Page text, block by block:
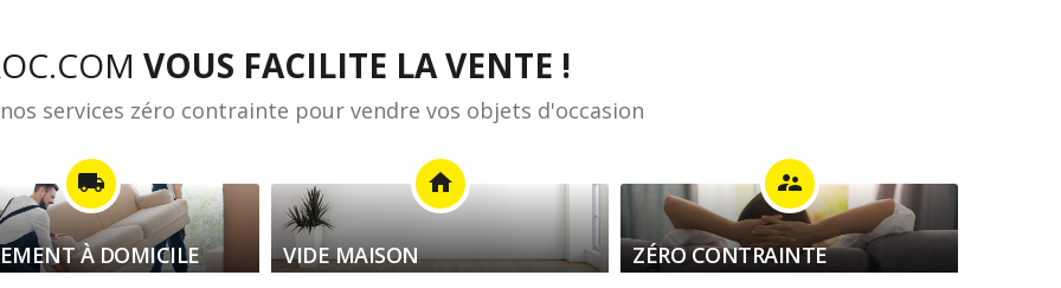
VOUS FACILITE LA VENTE !
services zéro contrainte pour vendre vos objets d'occasion
local_shipping
À DOMICILE
home
VIDE MAISON
supervisor_account
ZÉRO CONTRAINTE